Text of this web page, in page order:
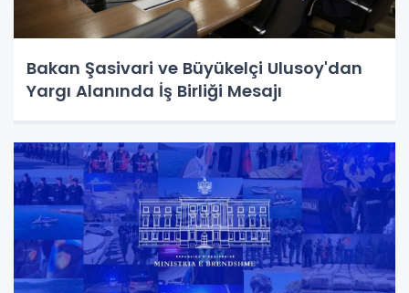
Bakan Şasivari ve Büyükelçi Ulusoy'dan
Yargı Alanında İş Birliği Mesajı